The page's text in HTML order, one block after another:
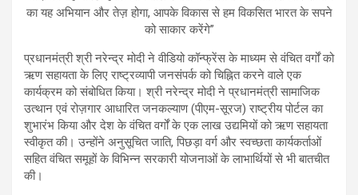
का यह अभियान और तेज़ होगा, आपके विकास से हम विकसित भारत के सपने
को साकार करेंगे”
प्रधानमंत्री श्री नरेन्द्र मोदी ने वीडियो कॉन्फ्रेंस के माध्यम से वंचित वर्गों को
ऋण सहायता के लिए राष्ट्रव्यापी जनसंपर्क को चिह्नित करने वाले एक
कार्यक्रम को संबोधित किया। श्री नरेन्द्र मोदी ने प्रधानमंत्री सामाजिक
उत्थान एवं रोज़गार आधारित जनकल्याण (पीएम-सूरज) राष्ट्रीय पोर्टल का
शुभारंभ किया और देश के वंचित वर्गों के एक लाख उद्यमियों को ऋण सहायता
स्वीकृत की। उन्होंने अनुसूचित जाति, पिछड़ा वर्ग और स्वच्छता कार्यकर्ताओं
सहित वंचित समूहों के विभिन्न सरकारी योजनाओं के लाभार्थियों से भी बातचीत
की।